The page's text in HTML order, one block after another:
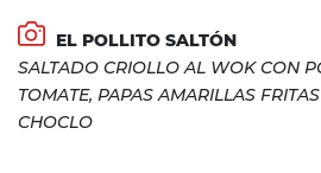
EL POLLITO SALTÓN
SALTADO CRIOLLO AL WOK CON
TOMATE, PAPAS AMARILLAS
CHOCLO